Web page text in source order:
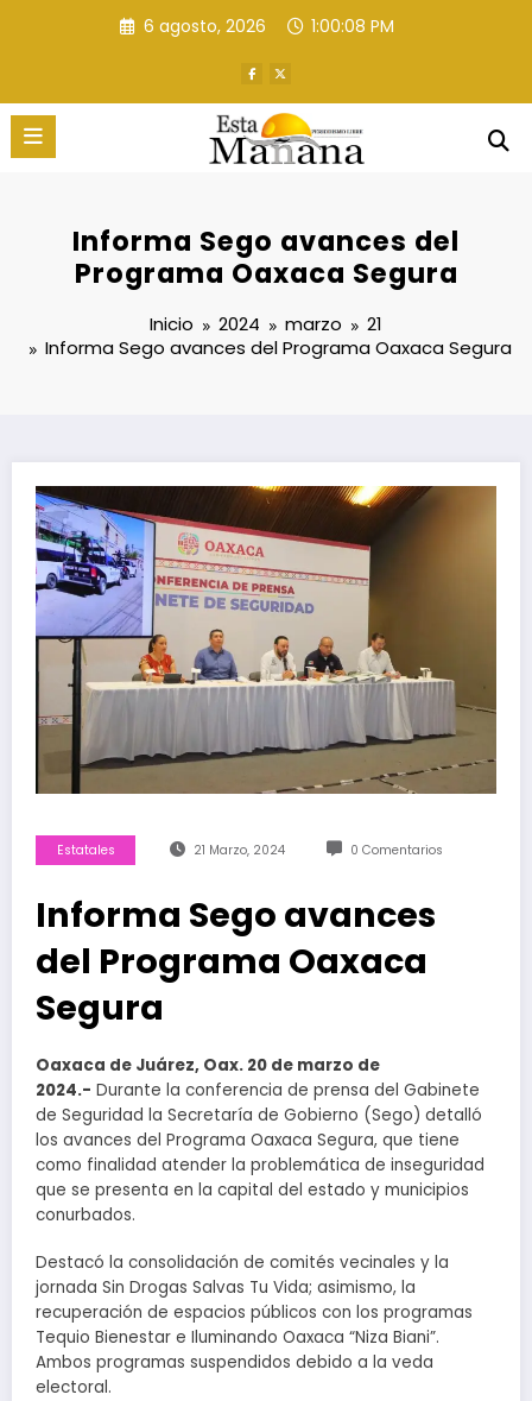
6 agosto, 2026 1:00:09 PM
Informa Sego avances del
Programa Oaxaca Segura
Inicio 2024 marzo
21
Informa Sego avances del Programa Oaxaca Segura
Estatales 21 Marzo, 2024 0 Comentarios
Informa Sego avances
del Programa Oaxaca
Segura
Oaxaca de Juárez, Oax. 20 de marzo de
2024.- Durante la conferencia de prensa del Gabinete
de Seguridad la Secretaría de Gobierno (Sego) detalló
los avances del Programa Oaxaca Segura, que tiene
como finalidad atender la problemática de inseguridad
que se presenta en la capital del estado y municipios
conurbados.
Destacó la consolidación de comités vecinales y la
jornada Sin Drogas Salvas Tu Vida; asimismo, la
recuperación de espacios públicos con los programas
Tequio Bienestar e Iluminando Oaxaca “Niza Biani”.
Ambos programas suspendidos debido a la veda
electoral.